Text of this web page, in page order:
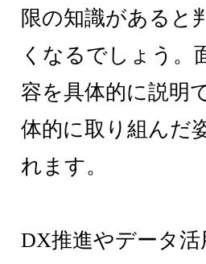
限の知識があると
くなるでしょう。
容を具体的に説明
体的に取り組んだ
れます。
DX推進やデータ